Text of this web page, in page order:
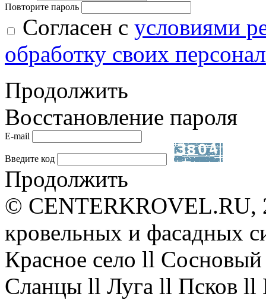
Повторите пароль
Согласен с условиями
обработку своих
Продолжить
Восстановление пароля
E-mail
Введите код
Продолжить
© CENTERKROVEL.RU,
кровельных и фасадных
Красное село ll
Сланцы ll Луга ll Псков